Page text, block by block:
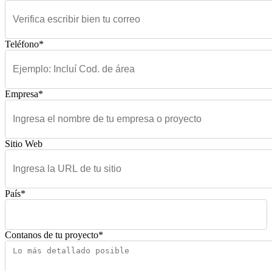
Teléfono*
Empresa*
Sitio Web
País*
Contanos de tu proyecto*